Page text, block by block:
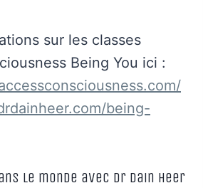
sur les classes
Being You ici :
being-
le monde avec Dr Dain Heer